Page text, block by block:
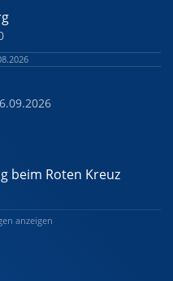
beim Roten Kreuz
anzeigen